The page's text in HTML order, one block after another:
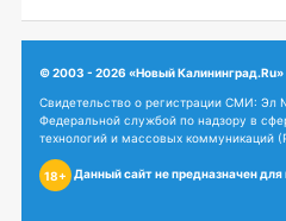
© 2003 - 2026 «Новый Калининград.Ru»
Свидетельство о регистрации СМИ:
Федеральной службой по надзору в
технологий и массовых коммуникаций
18+ Данный сайт не предназначен